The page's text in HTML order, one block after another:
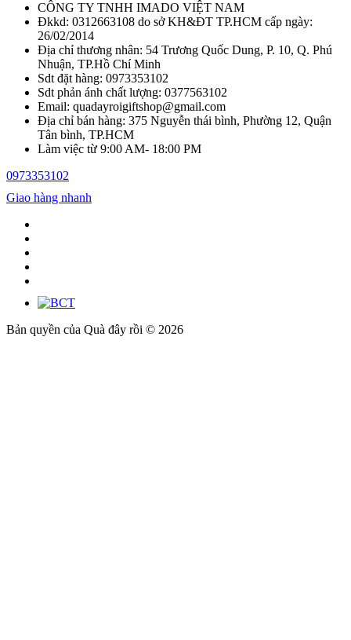
CÔNG TY TNHH IMADO VIỆT NAM
Đkkd: 0312663108 do sở KH&ĐT TP.HCM cấp ngày:
26/02/2014
Địa chỉ thương nhân: 54 Trương Quốc Dung, P. 10, Q. Phú
Nhuận, TP.Hồ Chí Minh
Sdt đặt hàng: 0973353102
Sdt phản ánh chất lượng: 0377563102
Email: quadayroigiftshop@gmail.com
Địa chỉ bán hàng: 375 Nguyễn thái bình, Phường 12, Quận
Tân bình, TP.HCM
Làm việc từ 9:00 AM- 18:00 PM
0973353102
Giao hàng nhanh
Bản quyền của Quà đây rồi © 2026